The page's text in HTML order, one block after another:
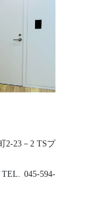
2-23－2 TSプ
045-594-